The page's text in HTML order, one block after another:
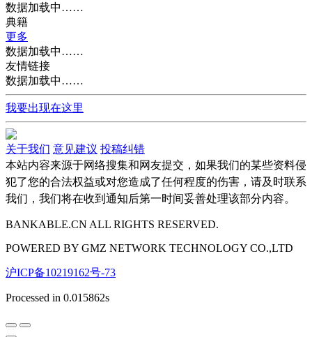
数据加载中……
典籍
更多
数据加载中……
友情链接
数据加载中……
我要出现在这里
关于我们 意见建议 投稿纠错
本站内容来源于网络搜集和网友提交，如果我们的某些资料侵
犯了您的合法权益或对您造成了任何程度的伤害，请及时联系
我们，我们将在收到通知后第一时间妥善处理该部分内容。
BANKABLE.CN ALL RIGHTS RESERVED.
POWERED BY GMZ NETWORK TECHNOLOGY CO.,LTD
沪ICP备10219162号-73
Processed in 0.015862s